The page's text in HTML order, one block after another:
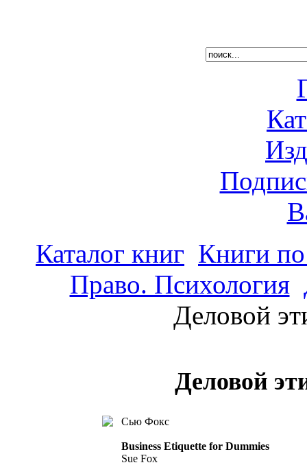
Каталог книг Книги
Право. Психология
Деловой
Деловой
Сью Фокс
Business Etiquette for Dummies
Sue Fox